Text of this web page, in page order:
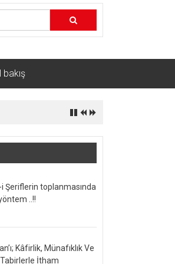
i Şeriflerin toplanmasında
..!!
Kâfirlik, Münafıklık Ve
İtham